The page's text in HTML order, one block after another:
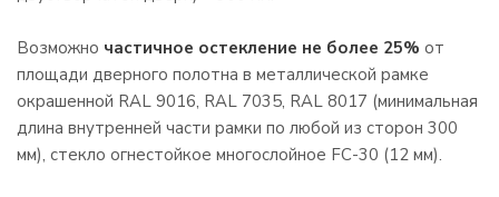
Возможно частичное остекление не более 25% от
площади дверного полотна в металлической рамке
окрашенной RAL 9016, RAL 7035, RAL 8017 (минимальная
длина внутренней части рамки по любой из сторон 300
мм), стекло огнестойкое многослойное FC-30 (12 мм).